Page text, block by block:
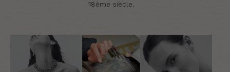
18ème siècle.